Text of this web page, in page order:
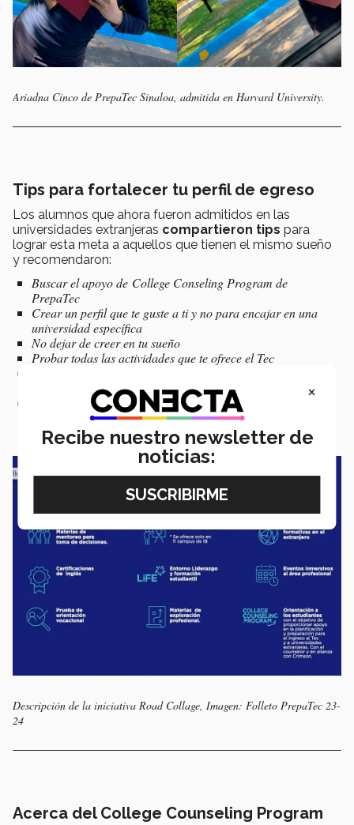
Ariadna Cinco de PrepaTec Sinaloa, admitida en Harvard University.
Tips para fortalecer tu perfil de egreso
Los alumnos que ahora fueron admitidos en las
universidades extranjeras compartieron tips para
lograr esta meta a aquellos que tienen el mismo sueño
y recomendaron:
Buscar el apoyo de College Conseling Program de
PrepaTec
Crear un perfil que te guste a ti y no para encajar en una
universidad específica
No dejar de creer en tu sueño
Probar todas las actividades que te ofrece el Tec
Entra en los programas que realmente te gusten, no solo
para sorprender en tu currículo
Descripción de la iniciativa Road Collage, Imagen: Folleto PrepaTec 23-
24
Acerca del College Counseling Program
×
Recibe nuestro newsletter de
noticias: